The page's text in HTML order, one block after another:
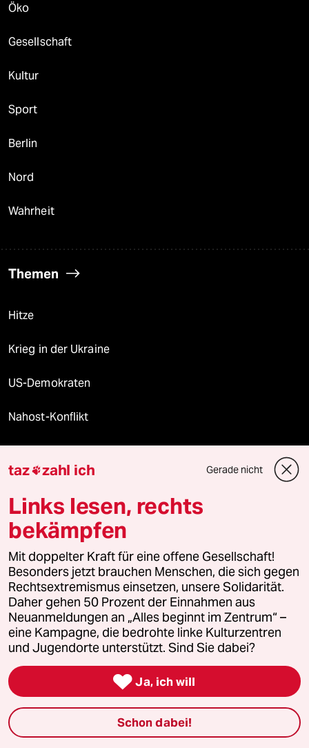
Öko
Gesellschaft
Kultur
Sport
Berlin
Nord
Wahrheit
Themen
Hitze
Krieg in der Ukraine
US-Demokraten
Nahost-Konflikt
Verlag
Aktuelles
Hausblog
Die Seitenwende
Stellen
Presse
Unterstützen
taz zahl ich Gerade nicht
Links lesen, rechts
bekämpfen
Mit doppelter Kraft für eine offene Gesellschaft!
Besonders jetzt brauchen Menschen, die sich gegen
Rechtsextremismus einsetzen, unsere Solidarität.
Daher gehen 50 Prozent der Einnahmen aus
Neuanmeldungen an „Alles beginnt im Zentrum“ –
eine Kampagne, die bedrohte linke Kulturzentren
und Jugendorte unterstützt. Sind Sie dabei?
 Ja, ich will
Schon dabei!